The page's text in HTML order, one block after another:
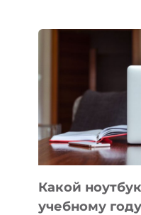
БЕЗ
Какой
учебному